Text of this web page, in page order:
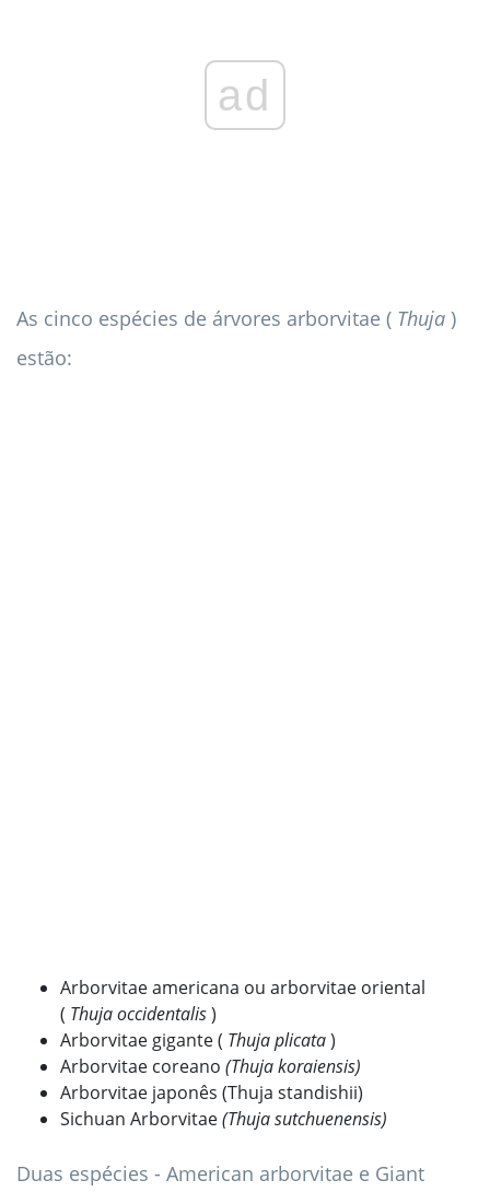
ad
As cinco espécies de árvores arborvitae ( Thuja )
estão:
Arborvitae americana ou arborvitae oriental
( Thuja occidentalis)
Arborvitae gigante ( Thuja plicata)
Arborvitae coreano (Thuja koraiensis)
Arborvitae japonês (Thuja standishii)
Sichuan Arborvitae(Thuja sutchuenensis)
Duas espécies - American arborvitae e Giant